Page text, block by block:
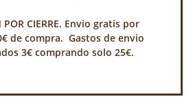
POR CIERRE. Envio gratis por
de compra. Gastos de envio
3€ comprando solo 25€.